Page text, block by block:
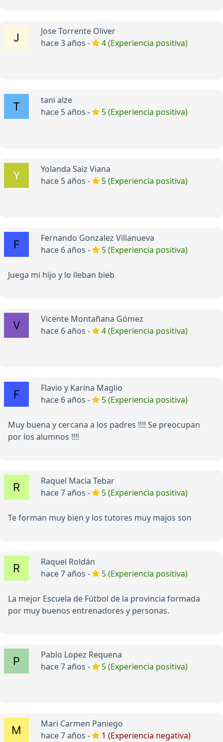
Jose Torrente Oliver
hace 3 años -
4 (Experiencia positiva)
tani alze
hace 5 años -
5 (Experiencia positiva)
Yolanda Saiz Viana
hace 5 años -
5 (Experiencia positiva)
Fernando Gonzalez Villanueva
hace 6 años -
5 (Experiencia positiva)
Juega mi hijo y lo lleban bieb
Vicente Montañana Gómez
hace 6 años -
4 (Experiencia positiva)
Flavio y Karina Maglio
hace 6 años -
5 (Experiencia positiva)
Muy buena y cercana a los padres !!!! Se preocupan
por los alumnos !!!!
Raquel Macia Tebar
hace 7 años -
5 (Experiencia positiva)
Te forman muy bien y los tutores muy majos son
Raquel Roldán
hace 7 años -
5 (Experiencia positiva)
La mejor Escuela de Fútbol de la provincia formada
por muy buenos entrenadores y personas.
Pablo Lopez Requena
hace 7 años -
5 (Experiencia positiva)
Mari Carmen Paniego
hace 7 años -
1 (Experiencia negativa)